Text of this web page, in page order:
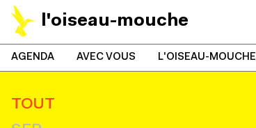
l'oiseau-mouche
AGENDA AVEC VOUS L'OISEAU-MOUCHE
TOUT